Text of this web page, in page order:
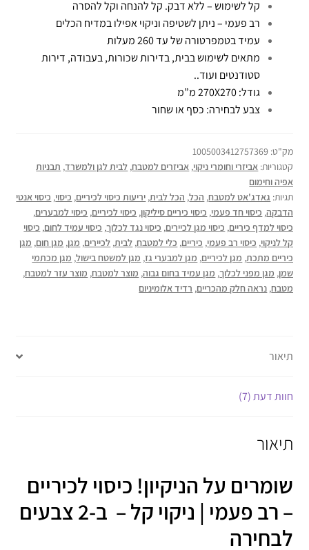
קל לשימוש – ללא דבק. קל להנחה וקל להסרה
רב פעמי – ניתן לשטיפה וניקוי אפילו במדיח הכלים
עמיד בטמפרטורה של עד 260 מעלות
מתאים לשימוש בבית, בדירות שכורות, בעבודה, דירות
סטודנטים ועוד..
גודל: 270X270 מ”מ
צבע לבחירה: כסף או שחור
מק"ט: 1005003412757369
קטגוריות: אביזרי וחומרי ניקוי, אביזרים למטבח, לבית לגן ולמשרד, תבניות
אפיה וחימום
תגיות: גאדג'אט למטבח, הכל, הכל לבית, יריעות כיסוי לכיריים, כיסוי, כיסוי אנטי
הדבקה, כיסוי חד פעמי, כיסוי כיריים סיליקון, כיסוי לכיריים, כיסוי למבערים,
כיסוי למדף כיריים, כיסוי מגן לכיירים, כיסוי נגד לכלוך, כיסוי עמיד לחום, כיסוי
קל לניקוי, כיסוי רב פעמי, כיריים, כלי למטבח, לבית, לכיירים, מגן, מגן חום, מגן
כיריים מתכת, מגן לכיריים, מגן למבערי גז, מגן למשטח בישול, מגן מכתמי
שמן, מגן מפני לכלוך, מגן עמיד בחום גבוה, מוצר למטבח, מוצר עזר למטבח,
מטבח, נראה חלק מהכריים, רדיד אלומיניום
תיאור
חוות דעת (7)
תיאור
שומרים על הניקיון! כיסוי לכיריים
– רב פעמי | ניקוי קל – ב-2 צבעים
לבחירה